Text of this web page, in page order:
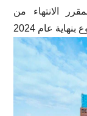
الانتهاء من